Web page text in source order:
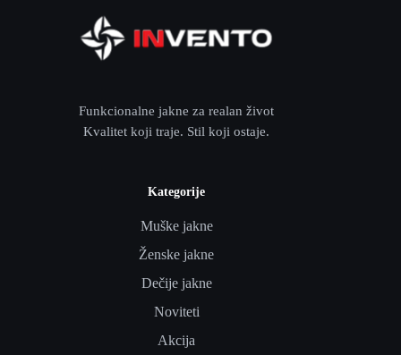
Funkcionalne jakne za realan život
Kvalitet koji traje. Stil koji ostaje.
Kategorije
Muške jakne
Ženske jakne
Dečije jakne
Noviteti
Akcija